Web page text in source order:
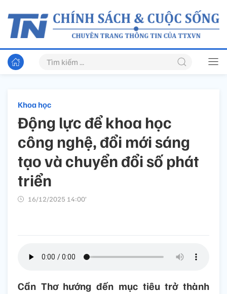
Khoa học
Động lực để khoa học
công nghệ, đổi mới sáng
tạo và chuyển đổi số phát
triển
16/12/2025 14:00’
Cần Thơ hướng đến mục tiêu trở thành